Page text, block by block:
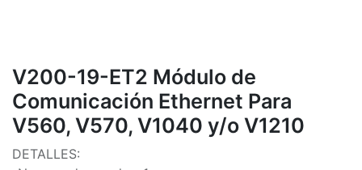
V200-19-ET2 Módulo de
Comunicación Ethernet Para
V560, V570, V1040 y/o V1210
DETALLES: